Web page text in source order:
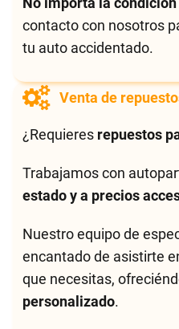
contacto con nosotros
tu auto accidentado.
Venta de
¿Requieres repuestos
Trabajamos con
estado y a precios
Nuestro equipo de
encantado de asistirte
que necesitas,
personalizado.